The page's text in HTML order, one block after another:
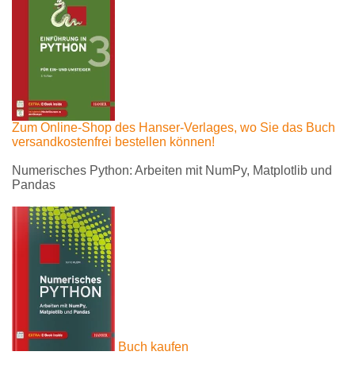
Zum Online-Shop des Hanser-Verlages, wo Sie das Buch
versandkostenfrei bestellen können!
Numerisches Python: Arbeiten mit NumPy, Matplotlib und
Pandas
Buch kaufen